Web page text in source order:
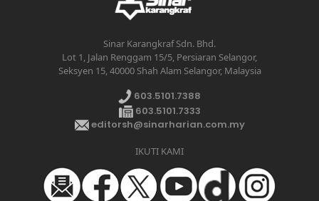
Sinar Karangkraf Sdn. Bhd.
Lot 1, Jalan Renggam 15/5, Persiaran Selangor,
Seksyen 15, 40000 Shah Alam Selangor, Malaysia
603.5101.7388
603.5101.7333
editorsh@sinarharian.com.my
IKUTI KAMI